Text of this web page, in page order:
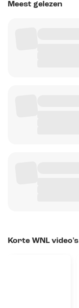
Meest gelezen
Korte WNL video's